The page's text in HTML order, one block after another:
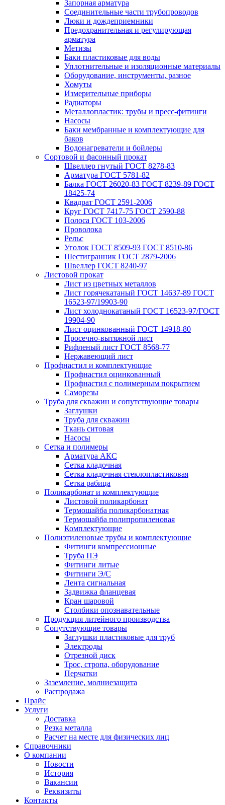
Запорная арматура
Соединительные части трубопроводов
Люки и дождеприемники
Предохранительная и регулирующая
арматура
Метизы
Баки пластиковые для воды
Уплотнительные и изоляционные материалы
Оборудование, инструменты, разное
Хомуты
Измерительные приборы
Радиаторы
Металлопластик: трубы и пресс-фитинги
Насосы
Баки мембранные и комплектующие для
баков
Водонагреватели и бойлеры
Сортовой и фасонный прокат
Швеллер гнутый ГОСТ 8278-83
Арматура ГОСТ 5781-82
Балка ГОСТ 26020-83 ГОСТ 8239-89 ГОСТ
18425-74
Квадрат ГОСТ 2591-2006
Круг ГОСТ 7417-75 ГОСТ 2590-88
Полоса ГОСТ 103-2006
Проволока
Рельс
Уголок ГОСТ 8509-93 ГОСТ 8510-86
Шестигранник ГОСТ 2879-2006
Швеллер ГОСТ 8240-97
Листовой прокат
Лист из цветных металлов
Лист горячекатаный ГОСТ 14637-89 ГОСТ
16523-97/19903-90
Лист холоднокатаный ГОСТ 16523-97/ГОСТ
19904-90
Лист оцинкованный ГОСТ 14918-80
Просечно-вытяжной лист
Рифленый лист ГОСТ 8568-77
Нержавеющий лист
Профнастил и комплектующие
Профнастил оцинкованный
Профнастил с полимерным покрытием
Саморезы
Труба для скважин и сопутствующие товары
Заглушки
Труба для скважин
Ткань ситовая
Насосы
Сетка и полимеры
Арматура АКС
Сетка кладочная
Сетка кладочная стеклопластиковая
Сетка рабица
Поликарбонат и комплектующие
Листовой поликарбонат
Термошайба поликарбонатная
Термошайба полипропиленовая
Комплектующие
Полиэтиленовые трубы и комплектующие
Фитинги компрессионные
Труба ПЭ
Фитинги литые
Фитинги Э/С
Лента сигнальная
Задвижка фланцевая
Кран шаровой
Столбики опознавательные
Продукция литейного производства
Сопутствующие товары
Заглушки пластиковые для труб
Электроды
Отрезной диск
Трос, стропа, оборудование
Перчатки
Заземление, молниезащита
Распродажа
Прайс
Услуги
Доставка
Резка металла
Расчет на месте для физических лиц
Справочники
О компании
Новости
История
Вакансии
Реквизиты
Контакты